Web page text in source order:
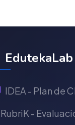
EdutekaLab
IDEA - Plan de
RubriK -